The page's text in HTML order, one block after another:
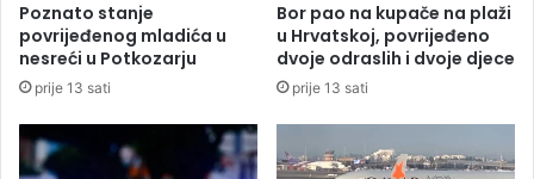
t
r
j
e
f
t
n
i
i
Poznato stanje
povrijeđenog mladića u
nesreći u Potkozarju
prije 13 sati
Bor pao na kupače na plaži
u Hrvatskoj, povrijeđeno
dvoje odraslih i dvoje djece
prije 13 sati